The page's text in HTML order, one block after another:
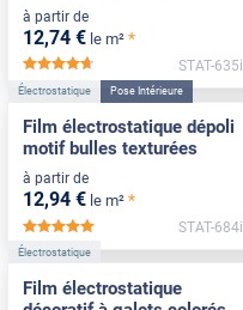
à partir de
12,74 € le m² *
*****
STAT-635i
Électrostatique Pose Intérieure
Film électrostatique dépoli
motif bulles texturées
à partir de
12,94 € le m² *
*****
STAT-684i
Électrostatique
Film électrostatique